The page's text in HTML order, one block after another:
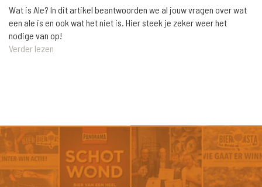
Wat is Ale? In dit artikel beantwoorden we al jouw vragen over wat
een ale is en ook wat het niet is. Hier steek je zeker weer het
nodige van op!
Verder lezen